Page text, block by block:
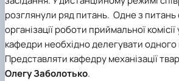
Науковий гурток
технологіях»
розглянули ряд питань. Одне з питань
організації роботи приймальної
кафедри необхідно делегувати одного
Представляти кафедру механізації
Олегу Заболотько.